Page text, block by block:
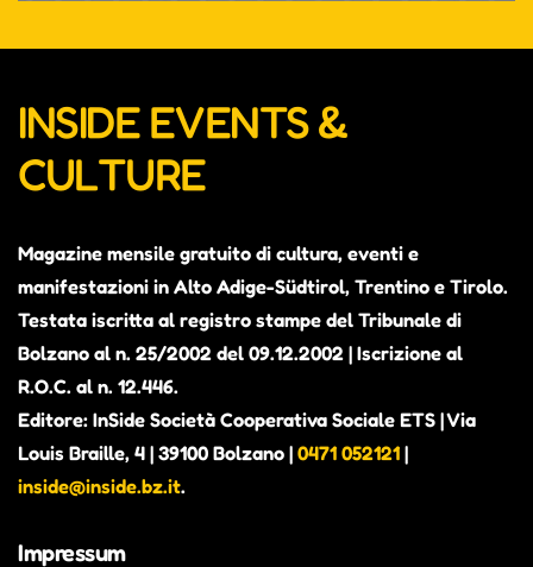
ALEX THE JUDGE, PRIMO
ALBUM IN VISTA. CONTERRÀ
PEZZI INEDITI E ALCUNI BRANI
GIÀ PUBBLICATI COME SINGOLI
Alexander Richter, in arte Alex the Judge, è attivo
dal 2018 nella scena musicale altoatesina (Beyond
INSIDE EVENTS &
CULTURE
Magazine mensile gratuito di cultura, eventi e
manifestazioni in Alto Adige-Südtirol, Trentino e Tirolo.
Testata iscritta al registro stampe del Tribunale di
Bolzano al n. 25/2002 del 09.12.2002 | Iscrizione al
R.O.C. al n. 12.446.
Editore: InSide Società Cooperativa Sociale ETS | Via
Louis Braille, 4 | 39100 Bolzano | 0471 052121 |
inside@inside.bz.it.
Impressum